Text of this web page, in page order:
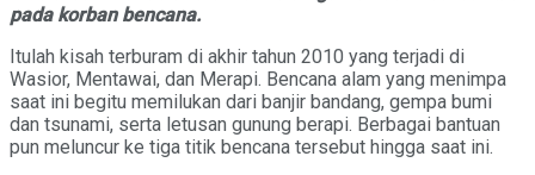
pada korban bencana.
Itulah kisah terburam di akhir tahun 2010 yang terjadi di
Wasior, Mentawai, dan Merapi. Bencana alam yang menimpa
saat ini begitu memilukan dari banjir bandang, gempa bumi
dan tsunami, serta letusan gunung berapi. Berbagai bantuan
pun meluncur ke tiga titik bencana tersebut hingga saat ini.